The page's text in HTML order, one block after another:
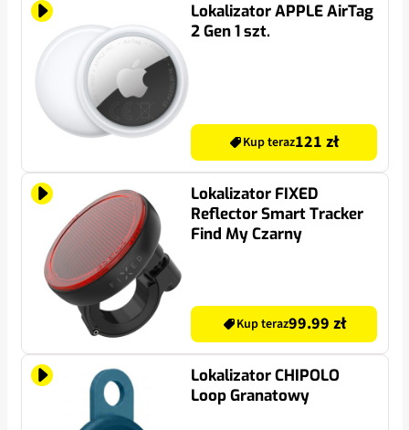
Lokalizator APPLE AirTag
2 Gen 1 szt.
Kup teraz121 zł
Lokalizator FIXED
Reflector Smart Tracker
Find My Czarny
Kup teraz99.99 zł
Lokalizator CHIPOLO
Loop Granatowy